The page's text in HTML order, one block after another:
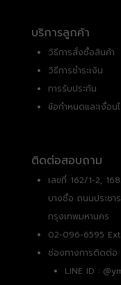
บริการลูกค้า
วิธีการสั่งซื้อสินค้า
วิธีการชำระเงิน
การรับประกัน
ข้อกำหนดและเงื่อน
ติดต่อสอบถาม
เลขที่ 162/1-2,
บางซื่อ ถนนประชา
กรุงเทพมหานคร
02-096-6595
ช่องทางการติดต่อ
LINE ID :